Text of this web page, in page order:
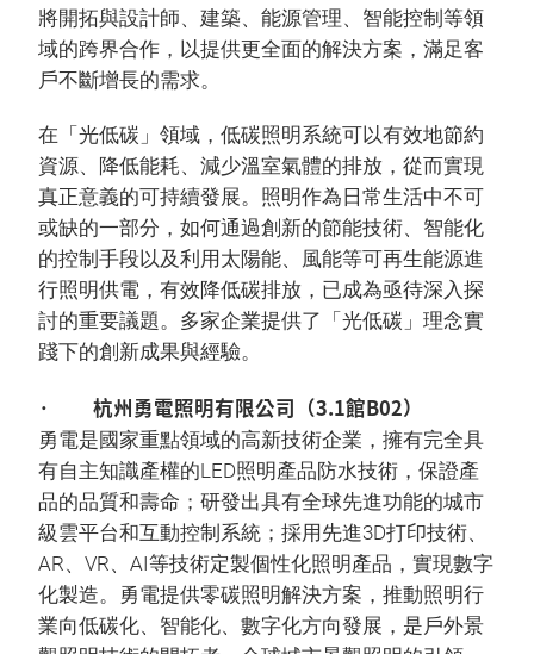
將開拓與設計師、建築、能源管理、智能控制等領
域的跨界合作，以提供更全面的解決方案，滿足客
戶不斷增長的需求。
在「光低碳」領域，低碳照明系統可以有效地節約
資源、降低能耗、減少溫室氣體的排放，從而實現
真正意義的可持續發展。照明作為日常生活中不可
或缺的一部分，如何通過創新的節能技術、智能化
的控制手段以及利用太陽能、風能等可再生能源進
行照明供電，有效降低碳排放，已成為亟待深入探
討的重要議題。多家企業提供了「光低碳」理念實
踐下的創新成果與經驗。
· 杭州勇電照明有限公司（3.1館B02）
勇電是國家重點領域的高新技術企業，擁有完全具
有自主知識產權的LED照明產品防水技術，保證產
品的品質和壽命；研發出具有全球先進功能的城市
級雲平台和互動控制系統；採用先進3D打印技術、
AR、VR、AI等技術定製個性化照明產品，實現數字
化製造。勇電提供零碳照明解決方案，推動照明行
業向低碳化、智能化、數字化方向發展，是戶外景